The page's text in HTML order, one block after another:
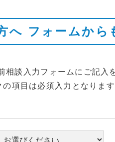
へ フォームから
相談入力フォームにご記入
の項目は必須入力となりま